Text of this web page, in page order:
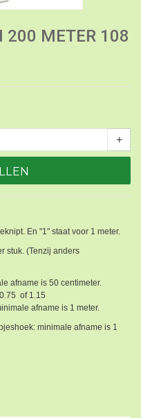
200 METER 108
+
En "1" staat voor 1 meter.
stuk. (Tenzij anders
afname is 50 centimeter.
of 1.15
afname is 1 meter.
minimale afname is 1